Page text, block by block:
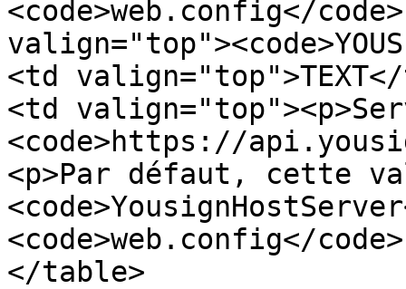
<code>web.config</
<td
<td
<code>https://
<p>Par défaut, cette
<code>web.config</
</table>